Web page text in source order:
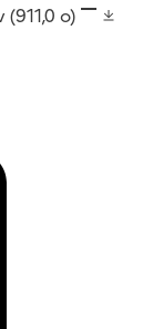
(911,0 o)